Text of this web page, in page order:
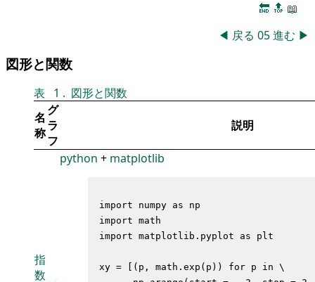
🔚 🔝 📖
◀ 戻る 05進む ▶
図形と関数
表 1 . 図形と関数
名
称
グ
ラ
フ
説明
指
数
python + matplotlib
import numpy as np
import math
import matplotlib.pyplot as plt
xy = [(p, math.exp(p)) for p in \